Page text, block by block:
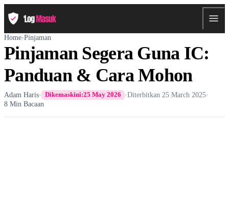
Home›Pinjaman
Pinjaman Segera Guna IC:
Panduan & Cara Mohon
Adam Haris· Dikemaskini:25 May 2026 ·Diterbitkan 25 March 2025·
8 Min Bacaan